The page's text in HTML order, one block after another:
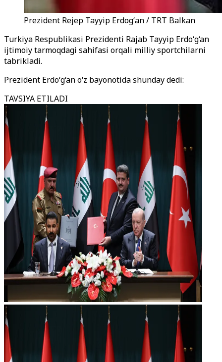
Prezident Rejep Tayyip Erdogʻan / TRT Balkan
Turkiya Respublikasi Prezidenti Rajab Tayyip Erdo‘g‘an
ijtimoiy tarmoqdagi sahifasi orqali milliy sportchilarni
tabrikladi.
Prezident Erdo‘g‘an o‘z bayonotida shunday dedi:
TAVSIYA ETILADI